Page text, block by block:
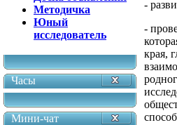
Методичка
Юный
исследователь
Часы
Мини-чат
-
-
края,